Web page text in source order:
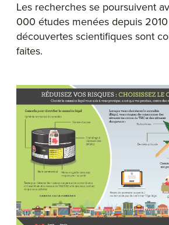
Les recherches se poursuivent
000 études menées depuis
découvertes scientifiques sont
faites.